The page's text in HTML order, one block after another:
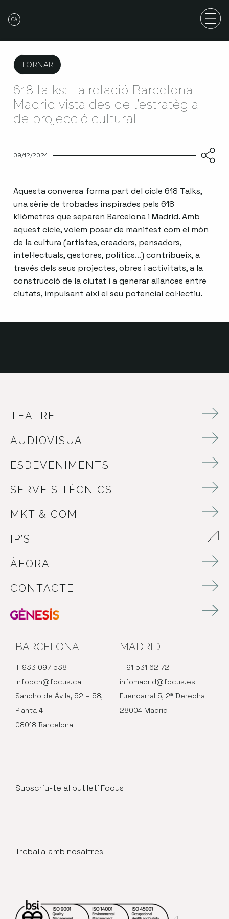
CA
TORNAR
618 talks: La relació Barcelona-
Madrid vista des de l’estratègia
de projecció cultural
09/12/2024
Aquesta conversa forma part del cicle 618 Talks,
una sèrie de trobades inspirades pels 618
kilòmetres que separen Barcelona i Madrid. Amb
aquest cicle, volem posar de manifest com el món
de la cultura (artistes, creadors, pensadors,
intel·lectuals, gestores, polítics…) contribueix, a
través dels seus projectes, obres i activitats, a la
construcció de la ciutat i a generar aliances entre
ciutats, impulsant així el seu potencial col·lectiu.
TEATRE
AUDIOVISUAL
ESDEVENIMENTS
SERVEIS TÈCNICS
MKT & COM
IP’S
ÀFORA
CONTACTE
BARCELONA
T 933 097 538
infobcn@focus.cat
Sancho de Ávila, 52 – 58,
Planta 4
08018 Barcelona
MADRID
T 91 531 62 72
infomadrid@focus.es
Fuencarral 5, 2ª Derecha
28004 Madrid
Subscriu-te al butlletí Focus
Treballa amb nosaltres